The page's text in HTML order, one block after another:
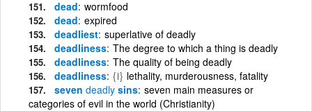
dead wormfood
dead expired
deadliest superlative of deadly
deadliness The degree to which a thing is deadly
deadliness The quality of being deadly
deadliness {i} lethality, murderousness, fatality
seven deadly sins seven main measures or
categories of evil in the world (Christianity)